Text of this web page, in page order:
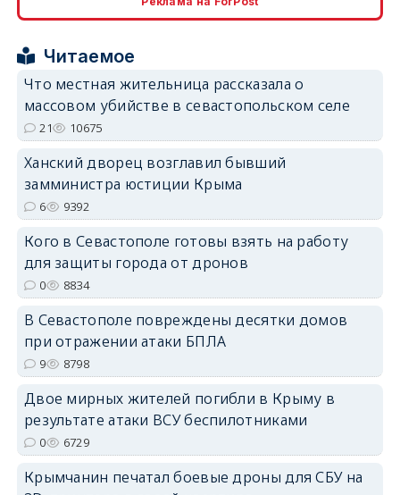
erid: 2SDnjcrDNw6
Читаемое
Что местная жительница рассказала о
массовом убийстве в севастопольском селе
21 10675
Ханский дворец возглавил бывший
замминистра юстиции Крыма
6 9392
Кого в Севастополе готовы взять на работу
для защиты города от дронов
0 8834
В Севастополе повреждены десятки домов
при отражении атаки БПЛА
9 8798
Двое мирных жителей погибли в Крыму в
результате атаки ВСУ беспилотниками
0 6729
Крымчанин печатал боевые дроны для СБУ на